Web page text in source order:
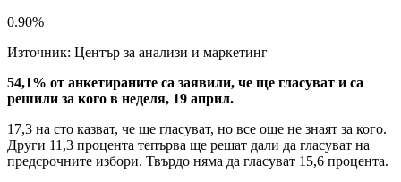
0.90%
Източник: Център за анализи и маркетинг
54,1% от анкетираните са заявили, че ще гласуват и са
решили за кого в неделя, 19 април.
17,3 на сто казват, че ще гласуват, но все още не знаят за кого.
Други 11,3 процента тепърва ще решат дали да гласуват на
предсрочните избори. Твърдо няма да гласуват 15,6 процента.